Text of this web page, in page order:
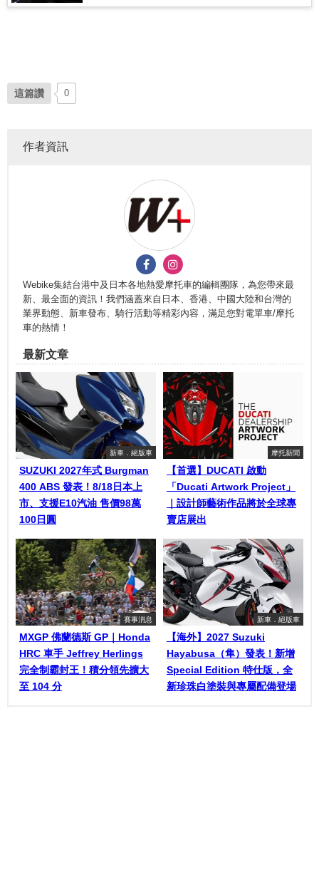
這篇讚 0
作者資訊
Webike集結台港中及日本各地熱愛摩托車的編輯團隊，為您帶來最
新、最全面的資訊！我們涵蓋來自日本、香港、中國大陸和台灣的
業界動態、新車發布、騎行活動等精彩內容，滿足您對電單車/摩托
車的熱情！
最新文章
新車．絕版車
SUZUKI 2027年式 Burgman
400 ABS 發表！8/18日本上
市、支援E10汽油 售價98萬
100日圓
摩托新聞
【首選】DUCATI 啟動
「Ducati Artwork Project」
｜設計師藝術作品將於全球專
賣店展出
賽事消息
MXGP 佛蘭德斯 GP｜Honda
HRC 車手 Jeffrey Herlings
完全制霸封王！積分領先擴大
至 104 分
新車．絕版車
【海外】2027 Suzuki
Hayabusa（隼）發表！新增
Special Edition 特仕版，全
新珍珠白塗裝與專屬配備登場